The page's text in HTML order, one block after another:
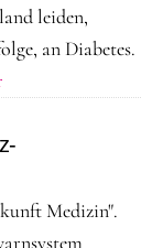
leiden,
an Diabetes.
Volkskrankheit
ÜberblickMedizin".